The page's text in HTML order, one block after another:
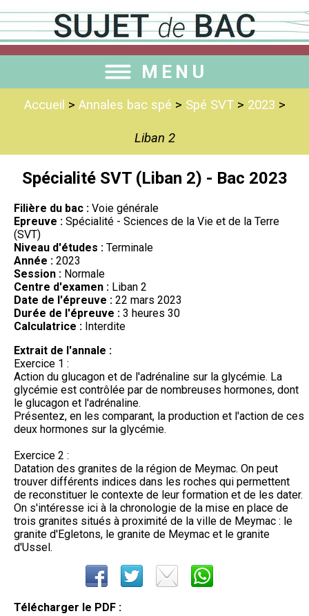
MENU
Accueil > Annales bac spé > Spé SVT> 2023 >
Liban 2
Spécialité SVT (Liban 2) - Bac 2023
Filière du bac : Voie générale
Epreuve : Spécialité - Sciences de la Vie et de la Terre
(SVT)
Niveau d'études : Terminale
Année : 2023
Session : Normale
Centre d'examen : Liban 2
Date de l'épreuve : 22 mars 2023
Durée de l'épreuve : 3 heures 30
Calculatrice : Interdite
Extrait de l'annale :
Exercice 1 :
Action du glucagon et de l'adrénaline sur la glycémie. La
glycémie est contrôlée par de nombreuses hormones, dont
le glucagon et l'adrénaline.
Présentez, en les comparant, la production et l'action de ces
deux hormones sur la glycémie.
Exercice 2 :
Datation des granites de la région de Meymac. On peut
trouver différents indices dans les roches qui permettent
de reconstituer le contexte de leur formation et de les dater.
On s'intéresse ici à la chronologie de la mise en place de
trois granites situés à proximité de la ville de Meymac : le
granite d'Egletons, le granite de Meymac et le granite
d'Ussel.
Télécharger le PDF :